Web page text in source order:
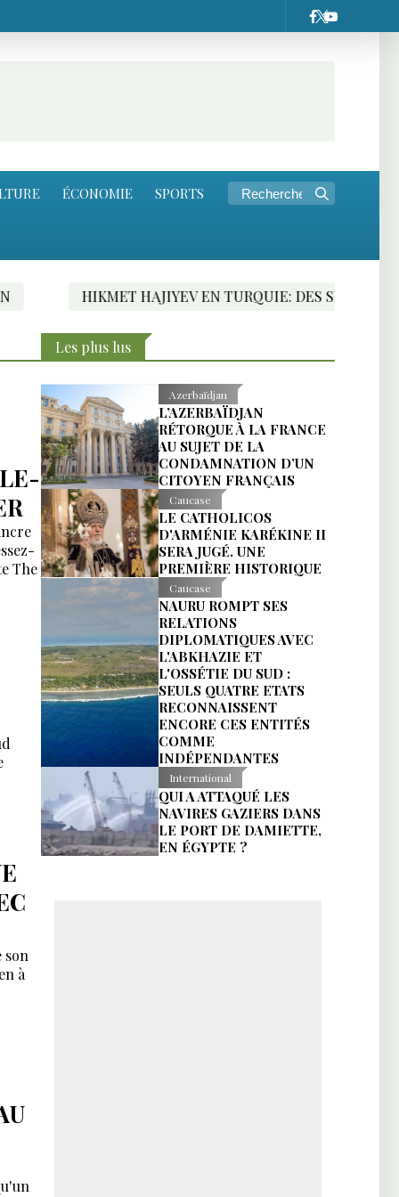
ÉCONOMIE SPORTS
HAJIYEV EN TURQUIE: DES SIGNES FAVORABLES
The
son
à
Les plus lus
Azerbaïdjan
L’AZERBAÏDJAN
RÉTORQUE À LA FRANCE
AU SUJET DE LA
CONDAMNATION D’UN
CITOYEN FRANÇAIS
Caucase
LE CATHOLICOS
D'ARMÉNIE KARÉKINE II
SERA JUGÉ. UNE
PREMIÈRE HISTORIQUE
Caucase
NAURU ROMPT SES
RELATIONS
DIPLOMATIQUES AVEC
L'ABKHAZIE ET
L'OSSÉTIE DU SUD :
SEULS QUATRE ETATS
RECONNAISSENT
ENCORE CES ENTITÉS
COMME
INDÉPENDANTES
International
QUI A ATTAQUÉ LES
NAVIRES GAZIERS DANS
LE PORT DE DAMIETTE,
EN ÉGYPTE ?